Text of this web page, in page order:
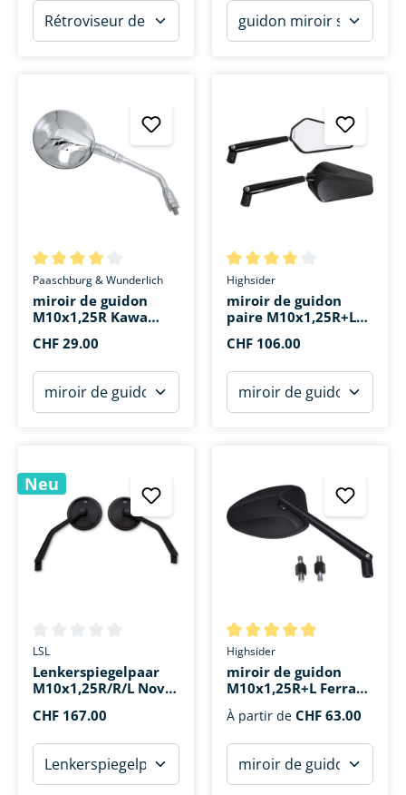
Note moyenne de 4 sur 5 étoiles
Paaschburg & Wunderlich
miroir de guidon
M10x1,25R Kawa
CHF 29.00
Note moyenne de 4 sur 5
Highsider
miroir de guidon
paire M10x1,25R+L
CHF 106.00
Neu
Note moyenne de 0 sur 5 étoiles
LSL
Lenkerspiegelpaar
M10x1,25R/R/L Nova-
CHF 167.00
Note moyenne de 5 sur 5
Highsider
miroir de guidon
M10x1,25R+L Ferrara
2 alu
À partir de CHF 63.00